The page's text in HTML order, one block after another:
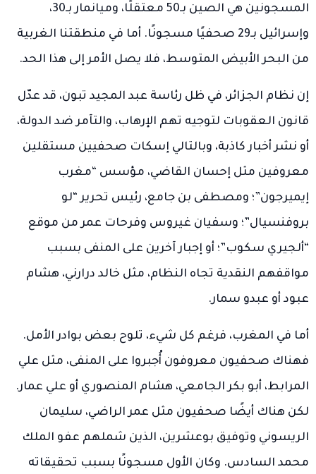
المسجونين هي الصين بـ50 معتقلًا، وميانمار بـ30،
وإسرائيل بـ29 صحفيًا مسجونًا. أما في منطقتنا الغربية
من البحر الأبيض المتوسط، فلا يصل الأمر إلى هذا الحد.
إن نظام الجزائر، في ظل رئاسة عبد المجيد تبون، قد عدّل
قانون العقوبات لتوجيه تهم الإرهاب، والتآمر ضد الدولة،
أو نشر أخبار كاذبة، وبالتالي إسكات صحفيين مستقلين
معروفين مثل إحسان القاضي، مؤسس “مغرب
إيميرجون”؛ ومصطفى بن جامع، رئيس تحرير “لو
بروفنسيال”؛ وسفيان غيروس وفرحات عمر من موقع
“ألجيري سكوب”؛ أو إجبار آخرين على المنفى بسبب
مواقفهم النقدية تجاه النظام، مثل خالد درارني، هشام
عبود أو عبدو سمار.
أما في المغرب، فرغم كل شيء، تلوح بعض بوادر الأمل.
فهناك صحفيون معروفون أُجبروا على المنفى، مثل علي
المرابط، أبو بكر الجامعي، هشام المنصوري أو علي عمار.
لكن هناك أيضًا صحفيون مثل عمر الراضي، سليمان
الريسوني وتوفيق بوعشرين، الذين شملهم عفو الملك
محمد السادس. وكان الأول مسجونًا بسبب تحقيقاته